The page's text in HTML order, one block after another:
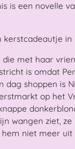
is een novelle
kerstcadeautje
met haar
is omdat
dag shoppen is
op het
wangen ziet,
niet meer